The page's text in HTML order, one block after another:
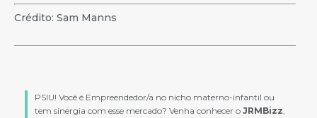
Crédito: Sam Manns
PSIU! Você é Empreendedor/a no nicho materno-infantil ou
tem sinergia com esse mercado? Venha conhecer o JRMBizz,